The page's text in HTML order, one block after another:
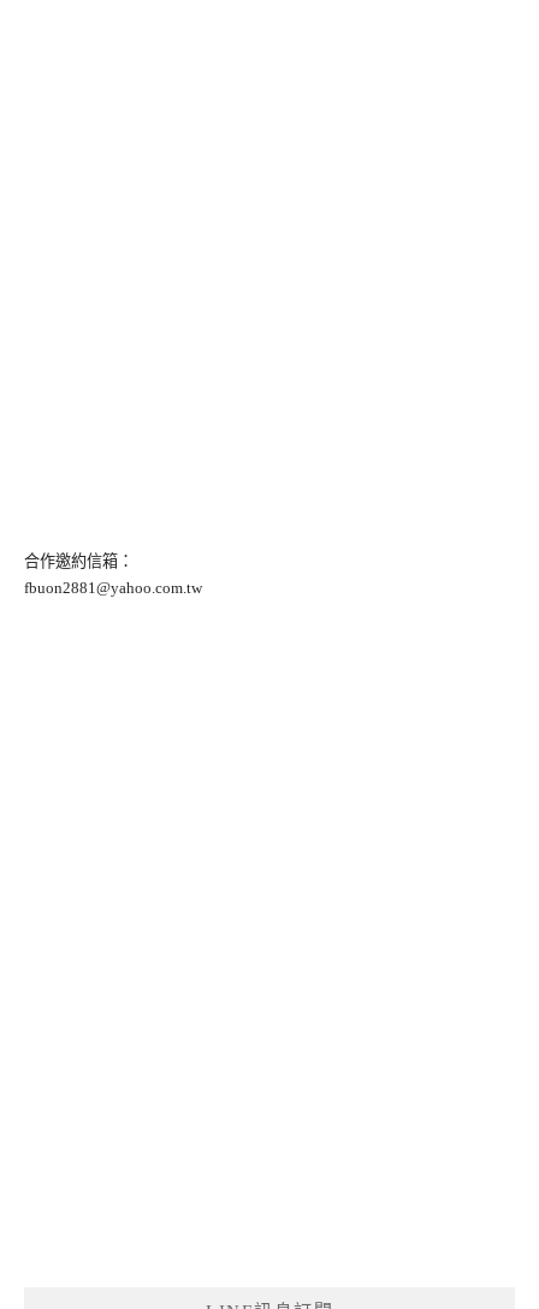
合作邀約信箱：
fbuon2881@yahoo.com.tw